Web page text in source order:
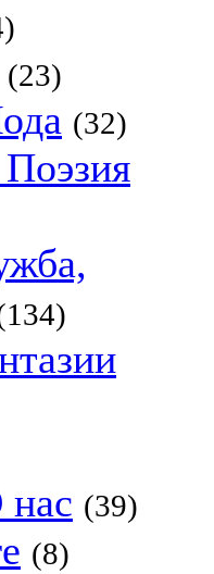
(23)
(32)
(39)
(8)